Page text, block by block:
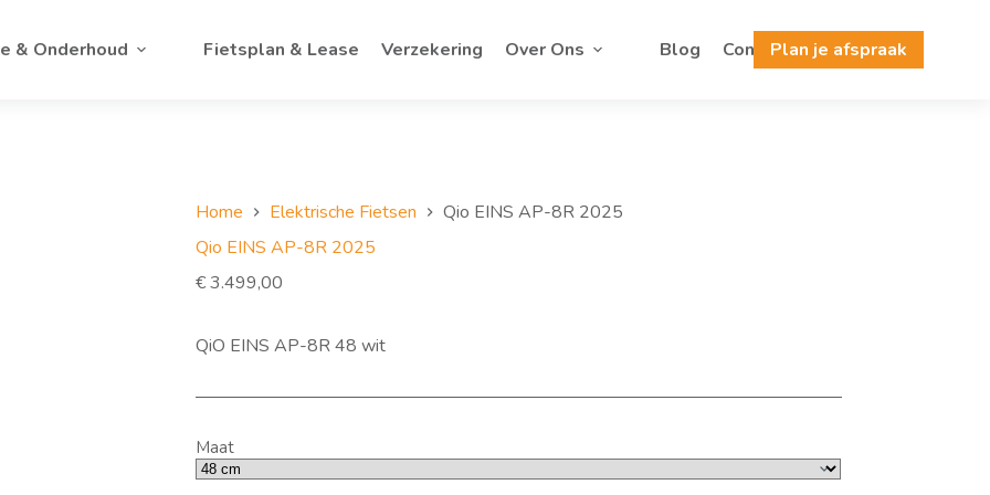
& Onderhoud Fietsplan & Lease Verzekering Over Ons Blog ContactPlan je afspraak
Home Elektrische Fietsen
Qio EINS AP-8R 2025
Qio EINS AP-8R 2025
€3.499,00
QiO EINS AP-8R 48 wit
Maat